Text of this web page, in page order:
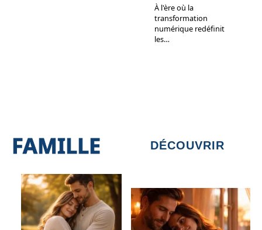
À l'ère où la
transformation
numérique redéfinit
les…
FAMILLE DÉCOUVRIR